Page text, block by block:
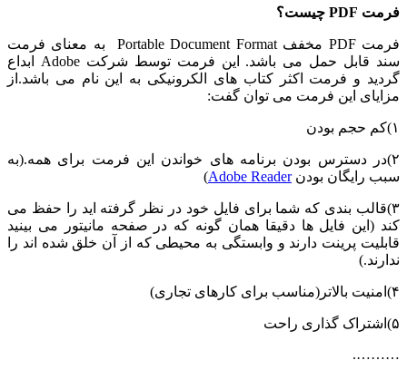
فرمت PDF چیست؟
فرمت PDF مخفف Portable Document Format به معنای فرمت
سند قابل حمل می باشد. این فرمت توسط شرکت Adobe ابداع
گردید و فرمت اکثر کتاب های الکرونیکی به این نام می باشد.از
مزایای این فرمت می توان گفت:
۱)کم حجم بودن
۲)در دسترس بودن برنامه های خواندن این فرمت برای همه.(به
سبب رایگان بودن Adobe Reader
)
۳)قالب بندی که شما برای فایل خود در نظر گرفته اید را حفظ می
کند (این فایل ها دقیقا همان گونه که در صفحه مانیتور می بینید
قابلیت پرینت دارند و وابستگی به محیطی که از آن خلق شده اند را
ندارند.)
۴)امنیت بالاتر(مناسب برای کارهای تجاری)
۵)اشتراک گذاری راحت
……….